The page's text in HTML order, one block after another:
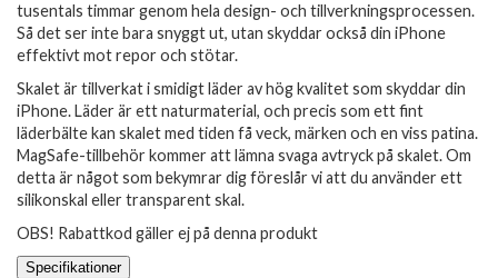
tusentals timmar genom hela design- och tillverkningsprocessen.
Så det ser inte bara snyggt ut, utan skyddar också din iPhone
effektivt mot repor och stötar.
Skalet är tillverkat i smidigt läder av hög kvalitet som skyddar din
iPhone. Läder är ett naturmaterial, och precis som ett fint
läderbälte kan skalet med tiden få veck, märken och en viss patina.
MagSafe-tillbehör kommer att lämna svaga avtryck på skalet. Om
detta är något som bekymrar dig föreslår vi att du använder ett
silikonskal eller transparent skal.
OBS! Rabattkod gäller ej på denna produkt
Specifikationer